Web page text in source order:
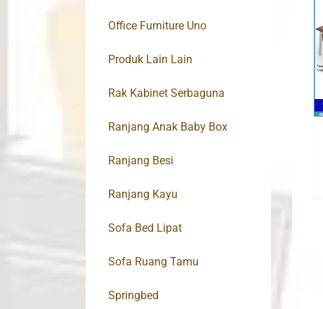
Office Furniture Uno
Produk Lain Lain
Rak Kabinet Serbaguna
Ranjang Anak Baby Box
Ranjang Besi
Ranjang Kayu
Sofa Bed Lipat
Sofa Ruang Tamu
Springbed